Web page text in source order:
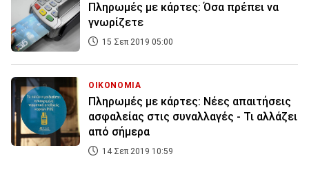
Πληρωμές με κάρτες: Όσα πρέπει να
γνωρίζετε
15 Σεπ 2019 05:00
ΟΙΚΟΝΟΜΙΑ
Πληρωμές με κάρτες: Νέες απαιτήσεις
ασφαλείας στις συναλλαγές - Τι αλλάζει
από σήμερα
14 Σεπ 2019 10:59